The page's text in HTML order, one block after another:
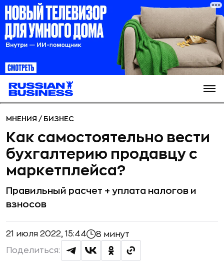
МНЕНИЯ / БИЗНЕС
Как самостоятельно вести
бухгалтерию продавцу с
маркетплейса?
Правильный расчет + уплата налогов и
взносов
21 июля 2022, 15:44 8 минут
Поделиться: